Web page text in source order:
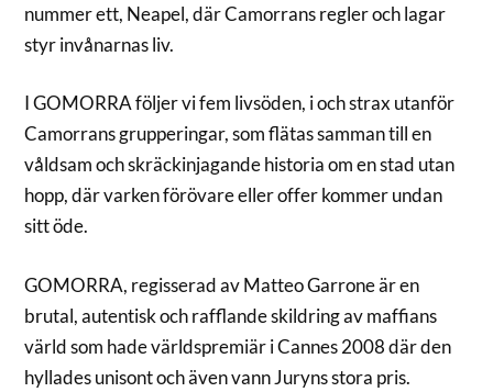
nummer ett, Neapel, där Camorrans regler och lagar
styr invånarnas liv.
I GOMORRA följer vi fem livsöden, i och strax utanför
Camorrans grupperingar, som flätas samman till en
våldsam och skräckinjagande historia om en stad utan
hopp, där varken förövare eller offer kommer undan
sitt öde.
GOMORRA, regisserad av Matteo Garrone är en
brutal, autentisk och rafflande skildring av maffians
värld som hade världspremiär i Cannes 2008 där den
hyllades unisont och även vann Juryns stora pris.